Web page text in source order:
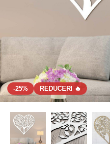
-25% REDUCERI 🔥